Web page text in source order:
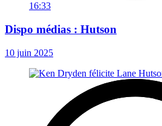
16:33
Dispo médias : Hutson
10 juin 2025